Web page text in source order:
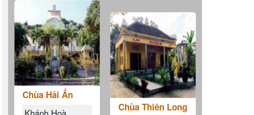
Chùa Hải Ấn
Chùa Thiên Long